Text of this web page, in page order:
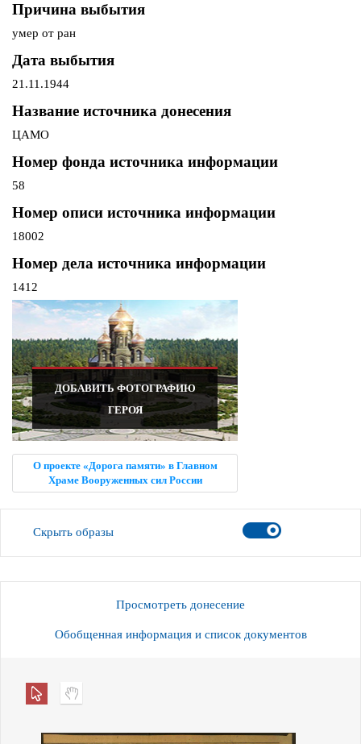
Причина выбытия
умер от ран
Дата выбытия
21.11.1944
Название источника донесения
ЦАМО
Номер фонда источника информации
58
Номер описи источника информации
18002
Номер дела источника информации
1412
ДОБАВИТЬ ФОТОГРАФИЮ
ГЕРОЯ
О проекте «Дорога памяти» в Главном
Храме Вооруженных сил России
Скрыть образы
Просмотреть донесение
Обобщенная информация и список документов